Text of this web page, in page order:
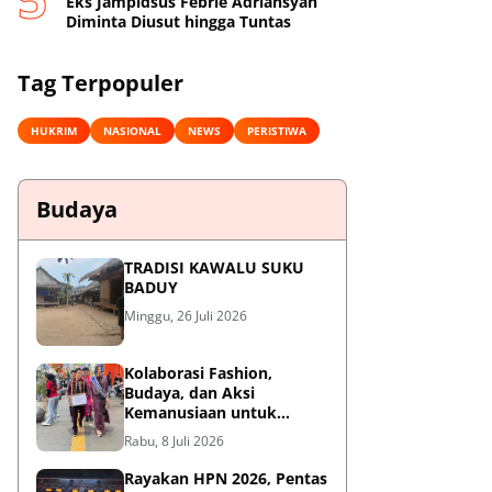
Diminta Diusut hingga Tuntas
Tag Terpopuler
HUKRIM NASIONAL NEWS PERISTIWA
Budaya
TRADISI KAWALU SUKU
BADUY
Minggu, 26 Juli 2026
Kolaborasi Fashion,
Budaya, dan Aksi
Kemanusiaan untuk
Pasien Kanker Dhuafa
Rabu, 8 Juli 2026
Rayakan HPN 2026, Pentas